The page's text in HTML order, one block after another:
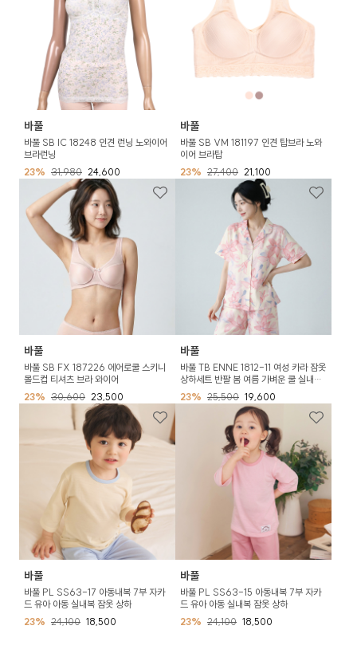
바풀
바풀 SB IC 18248 인견 런닝 노와이어
브라런닝
23% 31,980 24,600
바풀
바풀 SB VM 181197 인견 탑브라 노와
이어 브라탑
23% 27,400 21,100
바풀
바풀 SB FX 187226 에어로쿨 스키니
몰드컵 티셔츠 브라 와이어
23% 30,600 23,500
바풀
바풀 TB ENNE 1812-11 여성 카라 잠옷
상하세트 반팔 봄 여름 가벼운 쿨 실내복
0
23% 25,500 19,600
바풀
바풀 PL SS63-17 아동내복 7부 자카
드 유아 아동 실내복 잠옷 상하
23% 24,100 18,500
바풀
바풀 PL SS63-15 아동내복 7부 자카
드 유아 아동 실내복 잠옷 상하
23% 24,100 18,500